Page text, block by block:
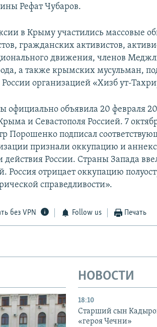
Рефат Чубаров.
в Крыму участились массовые
гражданских активистов,
движения, членов
а также крымских мусульман,
организацией «Хизб ут-
официально объявила 20 февраля
и Севастополя Россией. 7
Порошенко подписал
признали оккупацию и
России. Страны Запада
Россия отрицает оккупацию
справедливости».
без VPN Follow us Печать
НОВОСТИ
18:10
Старший сын
«героя Чечни»